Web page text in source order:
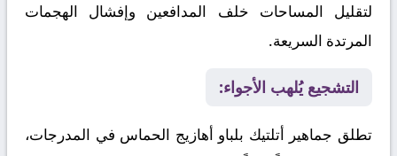
لتقليل المساحات خلف المدافعين وإفشال الهجمات
المرتدة السريعة.
التشجيع يُلهب الأجواء:
تطلق جماهير أتلتيك بلباو أهازيج الحماس في المدرجات،